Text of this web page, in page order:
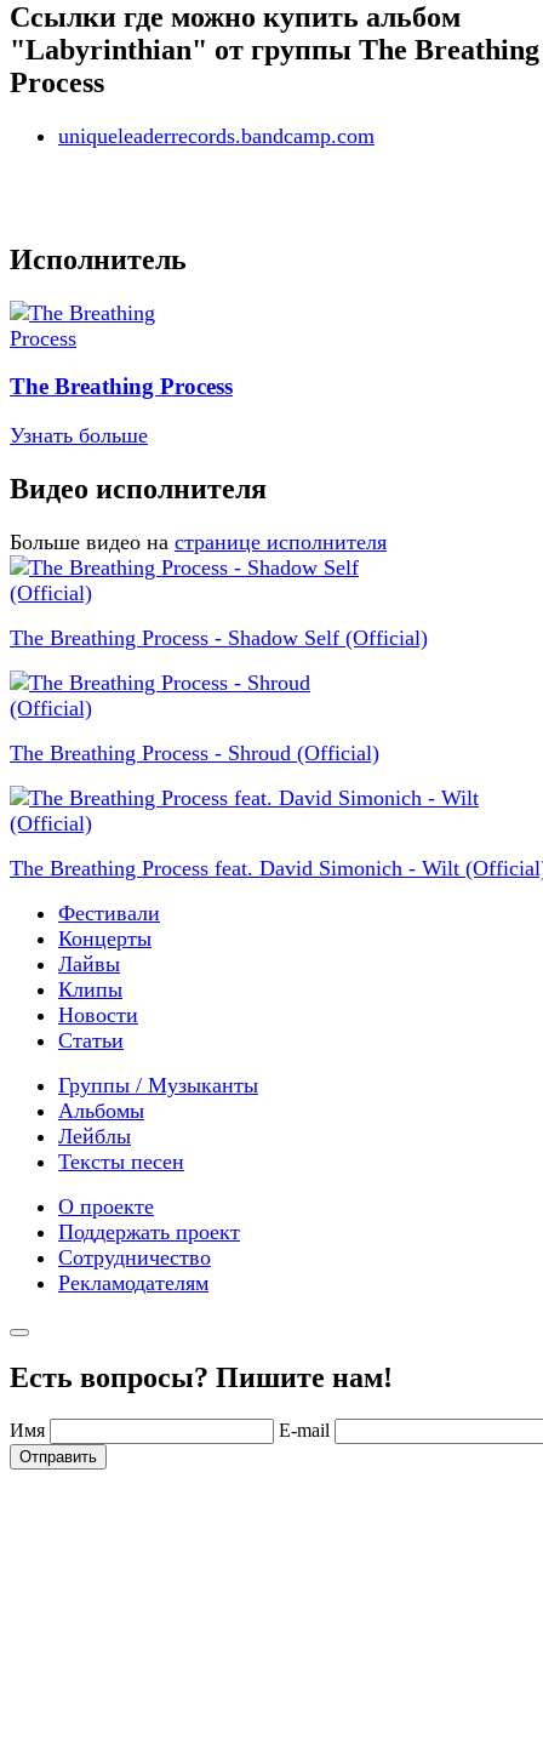
Ссылки где можно купить альбом
"Labyrinthian" от группы The Breathing
Process
uniqueleaderrecords.bandcamp.com
Исполнитель
The Breathing Process
Узнать больше
Видео исполнителя
Больше видео на странице исполнителя
The Breathing Process - Shadow Self (Official)
The Breathing Process - Shroud (Official)
The Breathing Process feat. David Simonich - Wilt
Фестивали
Концерты
Лайвы
Клипы
Новости
Статьи
Группы / Музыканты
Альбомы
Лейблы
Тексты песен
О проекте
Поддержать проект
Сотрудничество
Рекламодателям
Есть вопросы? Пишите нам!
Имя E-mail